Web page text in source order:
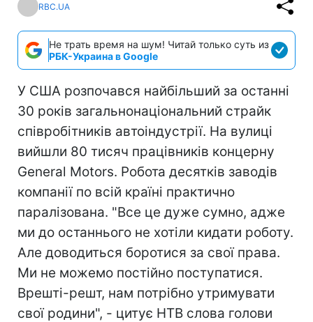
RBC.UA
Не трать время на шум! Читай только суть из
РБК-Украина в Google
У США розпочався найбільший за останні
30 років загальнонаціональний страйк
співробітників автоіндустрії. На вулиці
вийшли 80 тисяч працівників концерну
General Motors. Робота десятків заводів
компанії по всій країні практично
паралізована. "Все це дуже сумно, адже
ми до останнього не хотіли кидати роботу.
Але доводиться боротися за свої права.
Ми не можемо постійно поступатися.
Врешті-решт, нам потрібно утримувати
свої родини", - цитує НТВ слова голови